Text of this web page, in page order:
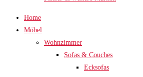
Home
Möbel
Wohnzimmer
Sofas & Couches
Ecksofas